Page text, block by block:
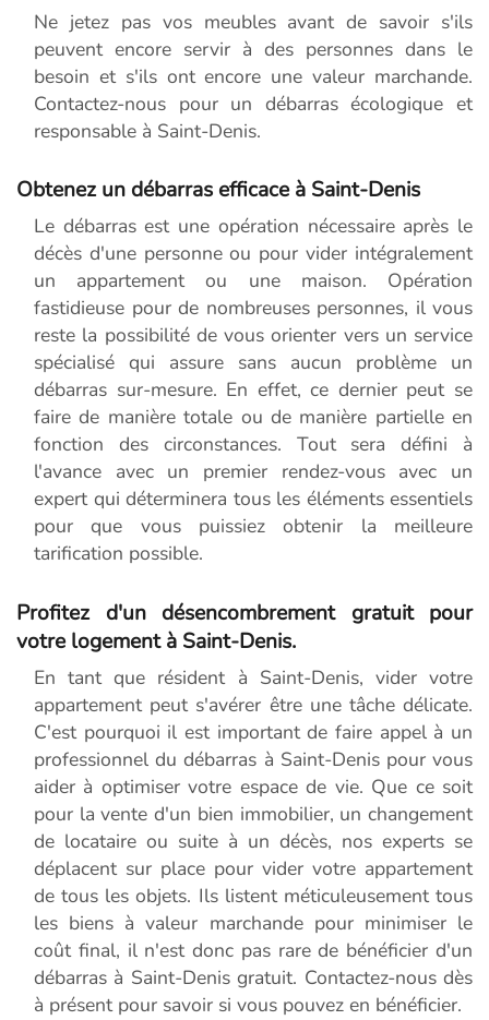
Ne jetez pas vos meubles avant de savoir s'ils
peuvent encore servir à des personnes dans le
besoin et s'ils ont encore une valeur marchande.
Contactez-nous pour un débarras écologique et
responsable à Saint-Denis.
Obtenez un débarras efficace à Saint-Denis
Le débarras est une opération nécessaire après le
décès d'une personne ou pour vider intégralement
un appartement ou une maison. Opération
fastidieuse pour de nombreuses personnes, il vous
reste la possibilité de vous orienter vers un service
spécialisé qui assure sans aucun problème un
débarras sur-mesure. En effet, ce dernier peut se
faire de manière totale ou de manière partielle en
fonction des circonstances. Tout sera défini à
l'avance avec un premier rendez-vous avec un
expert qui déterminera tous les éléments essentiels
pour que vous puissiez obtenir la meilleure
tarification possible.
Profitez d'un désencombrement gratuit pour
votre logement à Saint-Denis.
En tant que résident à Saint-Denis, vider votre
appartement peut s'avérer être une tâche délicate.
C'est pourquoi il est important de faire appel à un
professionnel du débarras à Saint-Denis pour vous
aider à optimiser votre espace de vie. Que ce soit
pour la vente d'un bien immobilier, un changement
de locataire ou suite à un décès, nos experts se
déplacent sur place pour vider votre appartement
de tous les objets. Ils listent méticuleusement tous
les biens à valeur marchande pour minimiser le
coût final, il n'est donc pas rare de bénéficier d'un
débarras à Saint-Denis gratuit. Contactez-nous dès
à présent pour savoir si vous pouvez en bénéficier.